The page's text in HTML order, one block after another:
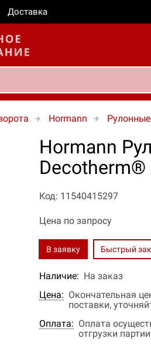
Доставка
Hormann
Hormann
Decotherm®
Код: 11540415297
Цена по запросу
В заявку Быстрый
Наличие: На заказ
Цена: Окончательная
поставки,
Оплата: Оплата
отгрузки